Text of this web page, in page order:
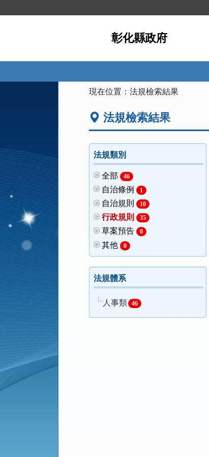
到
彰化縣政府
現在位置：法規檢索結果
法規檢索結果
法規類別
全部 46
自治條例 1
自治規則 10
行政規則 35
草案預告 0
其他 0
法規體系
人事類 46